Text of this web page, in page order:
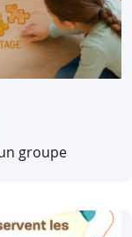
groupe